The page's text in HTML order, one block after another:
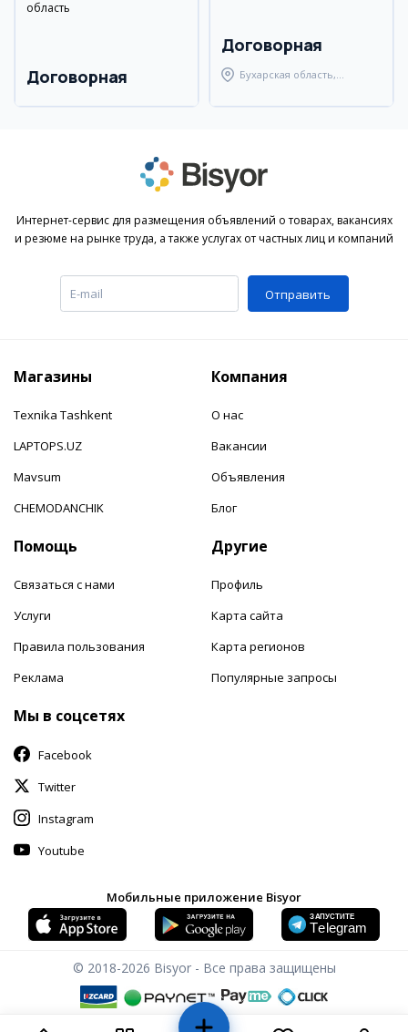
область
Договорная
Договорная
Бухарская область,
Интернет-сервис для размещения объявлений о товарах, вакансиях
и резюме на рынке труда, а также услугах от частных лиц и компаний
Отправить
Магазины
Texnika Tashkent
LAPTOPS.UZ
Mavsum
CHEMODANCHIK
Компания
О нас
Вакансии
Объявления
Блог
Помощь
Связаться с нами
Услуги
Правила пользования
Реклама
Другие
Профиль
Карта сайта
Карта регионов
Популярные запросы
Мы в соцсетях
Facebook
Twitter
Instagram
Youtube
Мобильные приложение Bisyor
© 2018-2026 Bisyor - Все права защищены